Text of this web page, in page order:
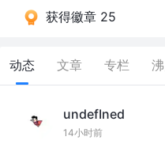
获得徽章 25
动态 文章 专栏
undefIned
14小时前